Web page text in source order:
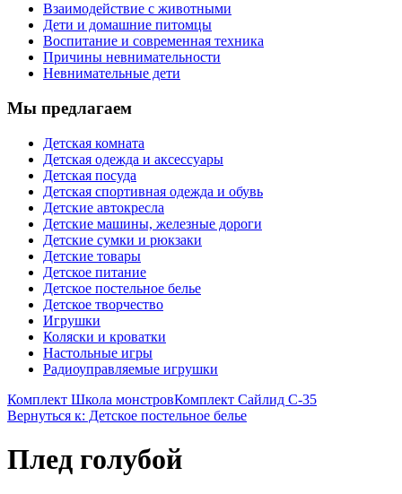
Взаимодействие с животными
Дети и домашние питомцы
Воспитание и современная техника
Причины невнимательности
Невнимательные дети
Мы предлагаем
Детская комната
Детская одежда и аксессуары
Детская посуда
Детская спортивная одежда и обувь
Детские автокресла
Детские машины, железные дороги
Детские сумки и рюкзаки
Детские товары
Детское питание
Детское постельное белье
Детское творчество
Игрушки
Коляски и кроватки
Настольные игры
Радиоуправляемые игрушки
Комплект Школа монстровКомплект Сайлид С-35
Вернуться к: Детское постельное белье
Плед голубой